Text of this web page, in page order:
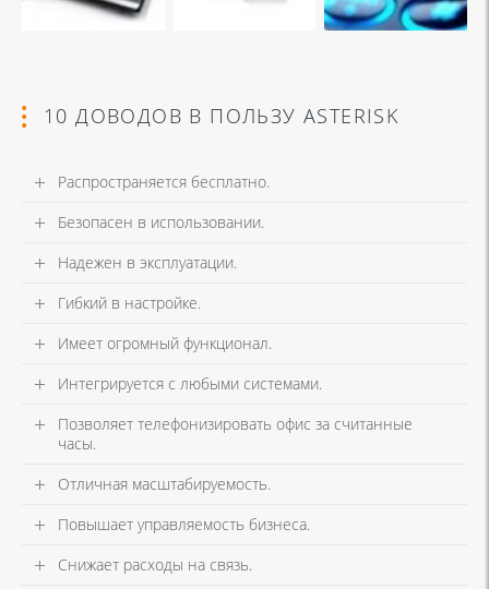
10 ДОВОДОВ В ПОЛЬЗУ ASTERISK
Распространяется бесплатно.
Безопасен в использовании.
Надежен в эксплуатации.
Гибкий в настройке.
Имеет огромный функционал.
Интегрируется с любыми системами.
Позволяет телефонизировать офис за считанные
часы.
Отличная масштабируемость.
Повышает управляемость бизнеса.
Снижает расходы на связь.